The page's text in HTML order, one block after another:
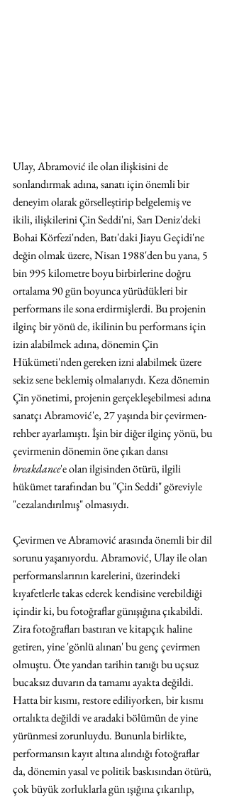
Ulay, Abramović ile olan ilişkisini de
sonlandırmak adına, sanatı için önemli bir
deneyim olarak görselleştirip belgelemiş ve
ikili, ilişkilerini Çin Seddi'ni, Sarı Deniz'deki
Bohai Körfezi'nden, Batı'daki Jiayu Geçidi'ne
değin olmak üzere, Nisan 1988'den bu yana, 5
bin 995 kilometre boyu birbirlerine doğru
ortalama 90 gün boyunca yürüdükleri bir
performans ile sona erdirmişlerdi. Bu projenin
ilginç bir yönü de, ikilinin bu performans için
izin alabilmek adına, dönemin Çin
Hükümeti'nden gereken izni alabilmek üzere
sekiz sene beklemiş olmalarıydı. Keza dönemin
Çin yönetimi, projenin gerçekleşebilmesi adına
sanatçı Abramović'e, 27 yaşında bir çevirmen-
rehber ayarlamıştı. İşin bir diğer ilginç yönü, bu
çevirmenin dönemin öne çıkan dansı
breakdance'e olan ilgisinden ötürü, ilgili
hükümet tarafından bu "Çin Seddi" göreviyle
"cezalandırılmış" olmasıydı.
Çevirmen ve Abramović arasında önemli bir dil
sorunu yaşanıyordu. Abramović, Ulay ile olan
performanslarının karelerini, üzerindeki
kıyafetlerle takas ederek kendisine verebildiği
içindir ki, bu fotoğraflar günışığına çıkabildi.
Zira fotoğrafları bastıran ve kitapçık haline
getiren, yine 'gönlü alınan' bu genç çevirmen
olmuştu. Öte yandan tarihin tanığı bu uçsuz
bucaksız duvarın da tamamı ayakta değildi.
Hatta bir kısmı, restore ediliyorken, bir kısmı
ortalıkta değildi ve aradaki bölümün de yine
yürünmesi zorunluydu. Bununla birlikte,
performansın kayıt altına alındığı fotoğraflar
da, dönemin yasal ve politik baskısından ötürü,
çok büyük zorluklarla gün ışığına çıkarılıp,